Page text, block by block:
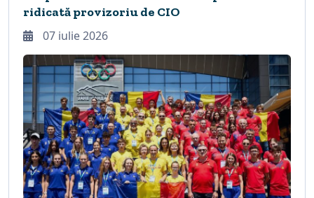
ridicată provizoriu de CIO
07 iulie 2026